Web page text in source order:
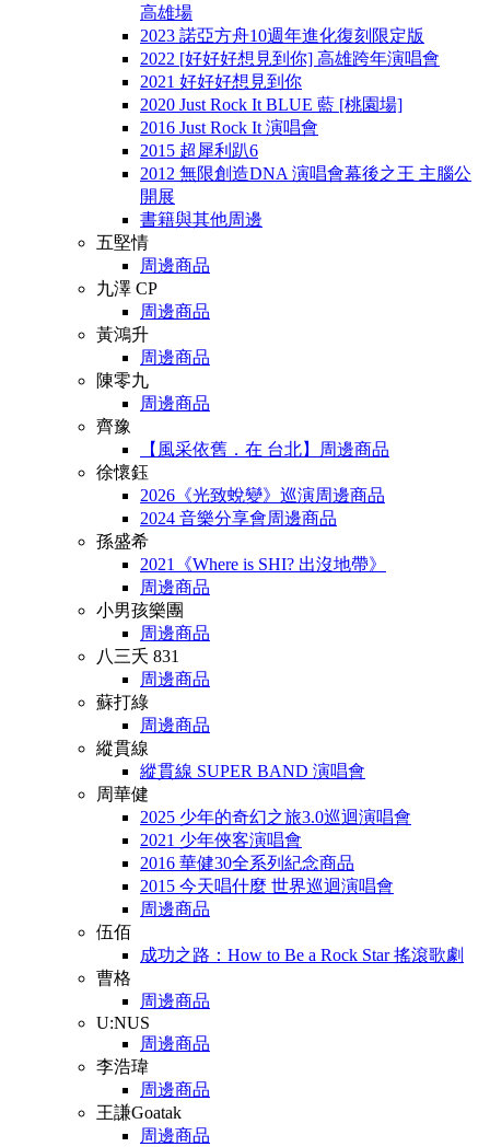
高雄場
2023 諾亞方舟10週年進化復刻限定版
2022 [好好好想見到你] 高雄跨年演唱會
2021 好好好想見到你
2020 Just Rock It BLUE 藍 [桃園場]
2016 Just Rock It 演唱會
2015 超犀利趴6
2012 無限創造DNA 演唱會幕後之王 主腦公
開展
書籍與其他周邊
五堅情
周邊商品
九澤 CP
周邊商品
黃鴻升
周邊商品
陳零九
周邊商品
齊豫
【風采依舊．在 台北】周邊商品
徐懷鈺
2026《光致蛻變》巡演周邊商品
2024 音樂分享會周邊商品
孫盛希
2021《Where is SHI? 出沒地帶》
周邊商品
小男孩樂團
周邊商品
八三夭 831
周邊商品
蘇打綠
周邊商品
縱貫線
縱貫線 SUPER BAND 演唱會
周華健
2025 少年的奇幻之旅3.0巡迴演唱會
2021 少年俠客演唱會
2016 華健30全系列紀念商品
2015 今天唱什麼 世界巡迴演唱會
周邊商品
伍佰
成功之路：How to Be a Rock Star 搖滾歌劇
曹格
周邊商品
U:NUS
周邊商品
李浩瑋
周邊商品
王謙Goatak
周邊商品